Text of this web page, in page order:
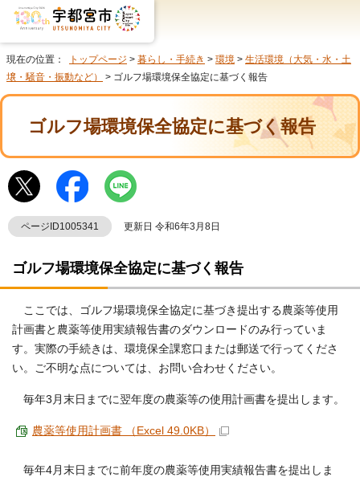
現在の位置： トップページ > 暮らし・手続き > 環境 > 生活環境（大気・水・土
壌・騒音・振動など）
> ゴルフ場環境保全協定に基づく報告
ゴルフ場環境保全協定に基づく報告
ページID1005341 更新日 令和6年3月8日
ゴルフ場環境保全協定に基づく報告
ここでは、ゴルフ場環境保全協定に基づき提出する農薬等使用
計画書と農薬等使用実績報告書のダウンロードのみ行っていま
す。実際の手続きは、環境保全課窓口または郵送で行ってくださ
い。ご不明な点については、お問い合わせください。
毎年3月末日までに翌年度の農薬等の使用計画書を提出します。
農薬等使用計画書 （Excel 49.0KB）
毎年4月末日までに前年度の農薬等使用実績報告書を提出しま